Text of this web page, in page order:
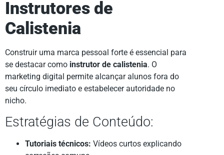
Instrutores de
Calistenia
Construir uma marca pessoal forte é essencial para
se destacar como instrutor de calistenia. O
marketing digital permite alcançar alunos fora do
seu círculo imediato e estabelecer autoridade no
nicho.
Estratégias de Conteúdo:
Tutoriais técnicos: Vídeos curtos explicando